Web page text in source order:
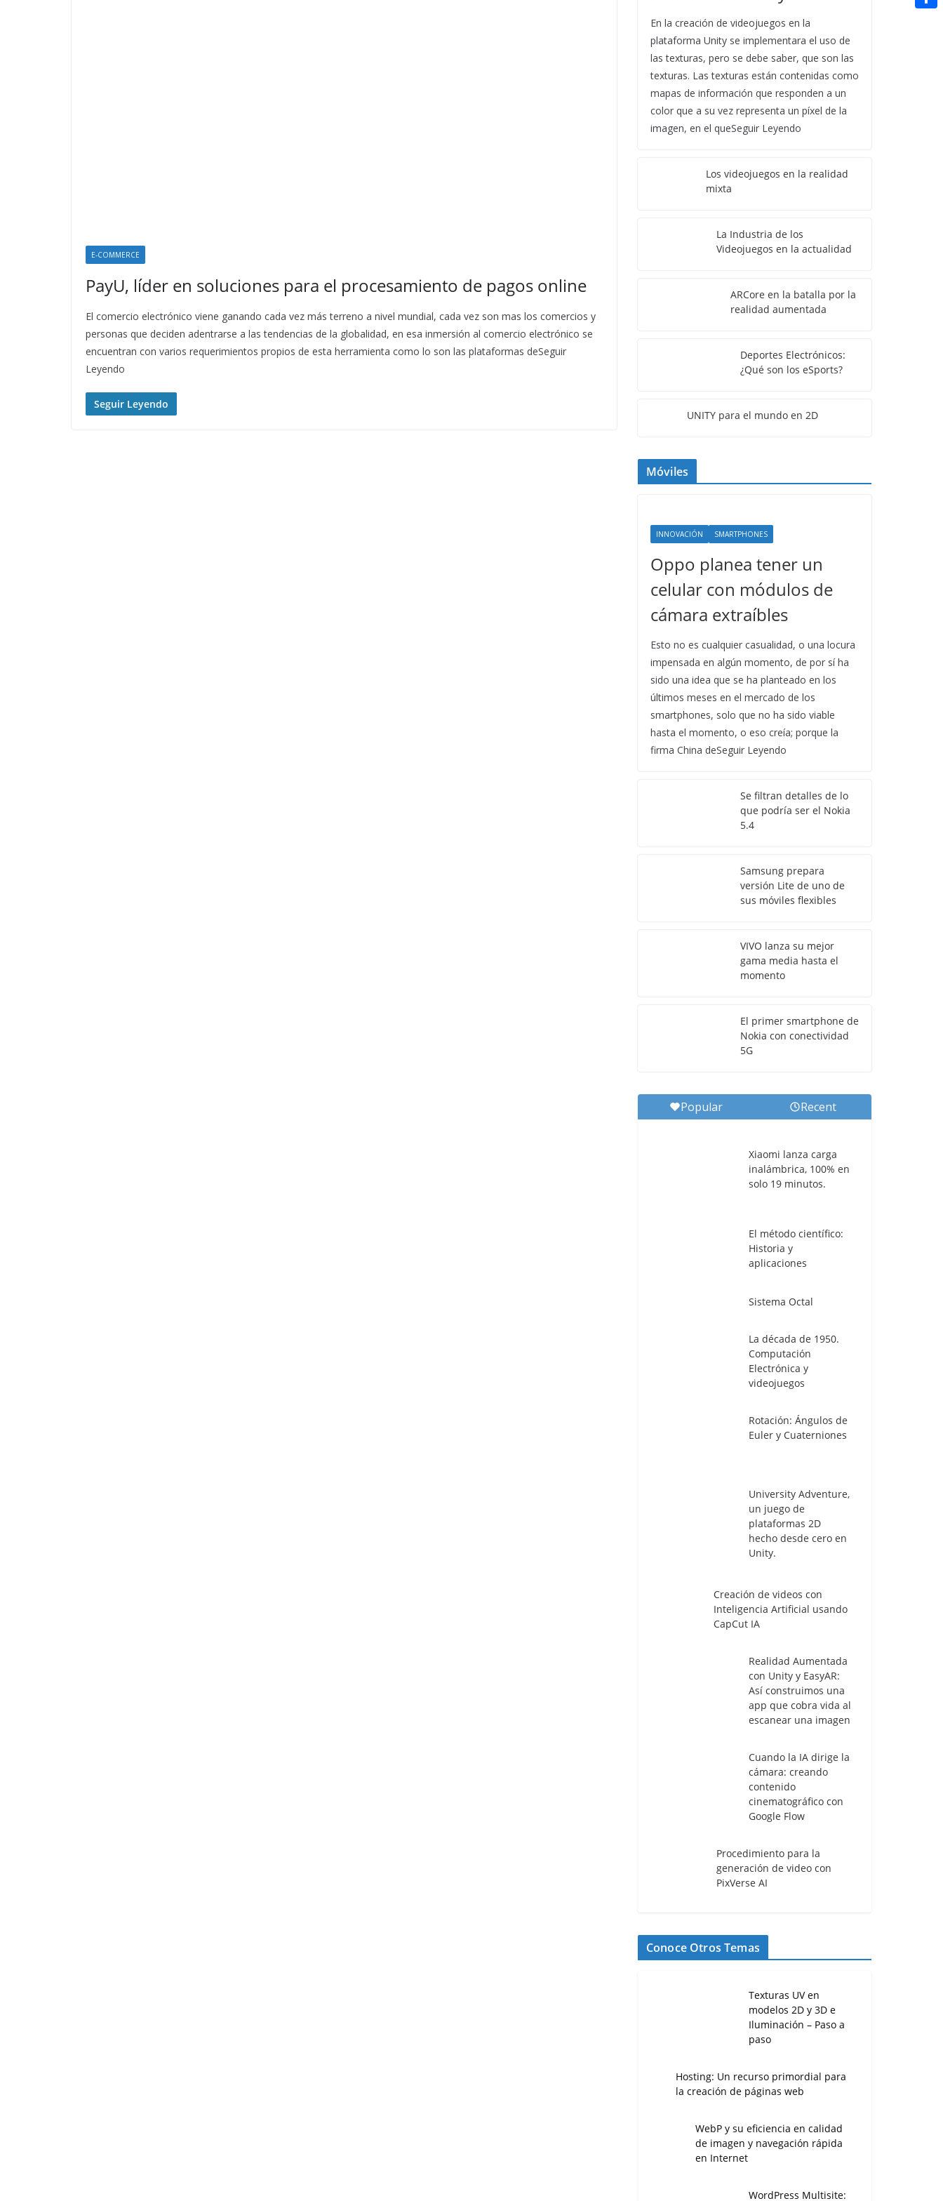
E-COMMERCE
PayU, líder en soluciones para el procesamiento de pagos online
El comercio electrónico viene ganando cada vez más terreno a nivel mundial, cada vez son mas los comercios y
personas que deciden adentrarse a las tendencias de la globalidad, en esa inmersión al comercio electrónico se
encuentran con varios requerimientos propios de esta herramienta como lo son las plataformas deSeguir
Leyendo
Seguir Leyendo
En la creación de videojuegos en la
plataforma Unity se implementara el uso de
las texturas, pero se debe saber, que son las
texturas. Las texturas están contenidas como
mapas de información que responden a un
color que a su vez representa un píxel de la
imagen, en el queSeguir Leyendo
Los videojuegos en la realidad
mixta
La Industria de los
Videojuegos en la actualidad
ARCore en la batalla por la
realidad aumentada
Deportes Electrónicos:
¿Qué son los eSports?
UNITY para el mundo en 2D
Móviles
INNOVACIÓN SMARTPHONES
Oppo planea tener un
celular con módulos de
cámara extraíbles
Esto no es cualquier casualidad, o una locura
impensada en algún momento, de por sí ha
sido una idea que se ha planteado en los
últimos meses en el mercado de los
smartphones, solo que no ha sido viable
hasta el momento, o eso creía; porque la
firma China deSeguir Leyendo
Se filtran detalles de lo
que podría ser el Nokia
5.4
Samsung prepara
versión Lite de uno de
sus móviles flexibles
VIVO lanza su mejor
gama media hasta el
momento
El primer smartphone de
Nokia con conectividad
5G
Popular Recent
Xiaomi lanza carga
inalámbrica, 100% en
solo 19 minutos.
El método científico:
Historia y
aplicaciones
Sistema Octal
La década de 1950.
Computación
Electrónica y
videojuegos
Rotación: Ángulos de
Euler y Cuaterniones
University Adventure,
un juego de
plataformas 2D
hecho desde cero en
Unity.
Creación de videos con
Inteligencia Artificial usando
CapCut IA
Realidad Aumentada
con Unity y EasyAR:
Así construimos una
app que cobra vida al
escanear una imagen
Cuando la IA dirige la
cámara: creando
contenido
cinematográfico con
Google Flow
Procedimiento para la
generación de video con
PixVerse AI
Conoce Otros Temas
Texturas UV en
modelos 2D y 3D e
Iluminación – Paso a
paso
Hosting: Un recurso primordial para
la creación de páginas web
WebP y su eficiencia en calidad
de imagen y navegación rápida
en Internet
WordPress Multisite:
n
a